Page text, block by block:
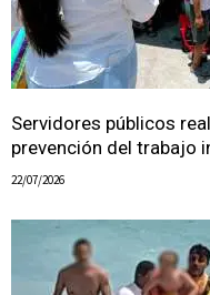
Servidores públicos
prevención del trabajo
22/07/2026